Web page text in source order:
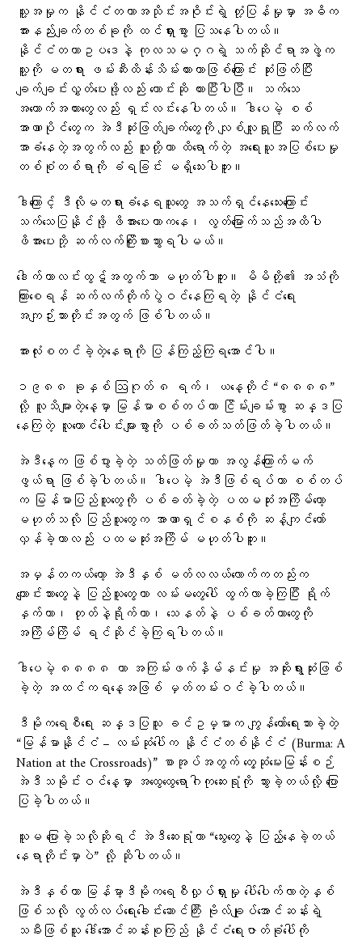
သူ့အမှုက နိုင်ငံတကာအသိုင်းအဝိုင်းရဲ့ တုံ့ပြန်မှုမှာ အဓိက
အားနည်းချက်တစ်ခုကို ထင်ရှားစွာ ပြသနေပါတယ်။
နိုင်ငံတကာဥပဒေနဲ့ ကုလသမဂ္ဂရဲ့ သက်ဆိုင်ရာအဖွဲ့က
သူ့ကို မတရား ဖမ်းဆီးထိန်းသိမ်းထားတာဖြစ်ကြောင်း ဆုံးဖြတ်ပြီး
ချက်ချင်းလွှတ်ပေးဖို့လည်း တောင်းဆို ထားပြီးပါပြီ။ သက်သေ
အထောက်အထားတွေလည်း ရှင်းလင်းနေပါတယ်။ ဒါပေမဲ့ စစ်
အာဏာပိုင်တွေက အဲဒီဆုံးဖြတ်ချက်တွေကို လျစ်လျူရှုပြီး ဆက်လက်
အာခံနေတဲ့အတွက်လည်း သူတို့ဟာ ထိရောက်တဲ့ အရေးယူအပြစ်ပေးမှု
တစ်စုံတစ်ရာကို ခံရခြင်း မရှိသေးပါဘူး။
ဒါကြောင့် ဒီလိုမတရားခံနေရသူတွေ အသက်ရှင်နေသေးကြောင်း
သက်သေပြနိုင်ဖို့ ဖိအားပေးတာကနေ၊ လွတ်မြောက်သည်အထိပါ
ဖိအားပေးဘို့ ဆက်လက်ကြိုးစားသွားရပါမယ်။
ဒေါက်တာလင်းထွဋ်အတွက်သာ မဟုတ်ပါဘူး။ မိမိတို့၏ အသံကို
ကြားစေရန် ဆက်လက်တိုက်ပွဲဝင်နေကြရတဲ့ နိုင်ငံရေး
အကျဉ်းသားတိုင်းအတွက် ဖြစ်ပါတယ်။
အားလုံးစတင်ခဲ့တဲ့နေရာကို ပြန်ကြည့်ကြရအောင်ပါ။
၁၉၈၈ ခုနှစ် ဩဂုတ် ၈ ရက်၊ ယနေ့တိုင် “၈၈၈၈”
လို့ လူသိများတဲ့နေ့မှာ မြန်မာစစ်တပ်ဟာ ငြိမ်းချမ်းစွာ ဆန္ဒပြ
နေကြတဲ့ လူထောင်ပေါင်းများစွာကို ပစ်ခတ်သတ်ဖြတ်ခဲ့ပါတယ်။
အဲဒီနေ့က ဖြစ်ပွားခဲ့တဲ့ သတ်ဖြတ်မှုဟာ အလွန်ကြောက်မက်
ဖွယ်ရာ ဖြစ်ခဲ့ပါတယ်။ ဒါပေမဲ့ အဲဒီဖြစ်ရပ်ဟာ စစ်တပ်
က မြန်မာပြည်သူတွေကို ပစ်ခတ်ခဲ့တဲ့ ပထမဆုံးအကြိမ်တော့
မဟုတ်သလို ပြည်သူတွေက အာဏာရှင်စနစ်ကို ဆန့်ကျင်တော်
လှန်ခဲ့တာလည်း ပထမဆုံးအကြိမ် မဟုတ်ပါဘူး။
အမှန်တကယ်တော့ အဲဒီနှစ် မတ်လလယ်လောက်ကတည်းက
ကျောင်းသားတွေနဲ့ ပြည်သူတွေဟာ လမ်းမတွေပေါ် ထွက်လာခဲ့ကြပြီး ရိုက်
နှက်တာ၊ တုတ်နဲ့ရိုက်တာ၊ သေနတ်နဲ့ ပစ်ခတ်တာတွေကို
အကြိမ်ကြိမ် ရင်ဆိုင်ခဲ့ကြရပါတယ်။
ဒါပေမဲ့ ၈၈၈၈ ဟာ အကြမ်းဖက်နှိမ်နင်းမှု အဆိုးရွားဆုံးဖြစ်
ခဲ့တဲ့ အထင်ကရနေ့အဖြစ် မှတ်တမ်းဝင်ခဲ့ပါတယ်။
ဒီမိုကရေစီရေး ဆန္ဒပြသူ ခင်ဥမ္မာက ကျွန်တော်ရေးသားခဲ့တဲ့
“မြန်မာနိုင်ငံ – လမ်းဆုံပေါ်က နိုင်ငံတစ်နိုင်ငံ (Burma: A
Nation at the Crossroads)” စာအုပ်အတွက် တွေ့ဆုံမေးမြန်းစဉ်
အဲဒီသမိုင်းဝင်နေ့မှာ အထွေထွေရောဂါကုဆေးရုံကို သွားခဲ့တယ်လို့ ပြော
ပြခဲ့ပါတယ်။
သူမ ပြောခဲ့သလိုဆိုရင် အဲဒီဆေးရုံဟာ “သွေးတွေနဲ့ ပြည့်နေခဲ့တယ်
နေရာတိုင်းမှာပဲ” လို့ ဆိုပါတယ်။
အဲဒီနှစ်ဟာ မြန်မာ့ဒီမိုကရေစီလှုပ်ရှားမှု ပေါ်ပေါက်လာတဲ့နှစ်
ဖြစ်သလို လွတ်လပ်ရေးခေါင်းဆောင်ကြီး ဗိုလ်ချုပ်အောင်ဆန်းရဲ့
သမီးဖြစ်သူ ဒေါ်အောင်ဆန်းစုကြည် နိုင်ငံရေးဇာတ်ခုံပေါ်ကို